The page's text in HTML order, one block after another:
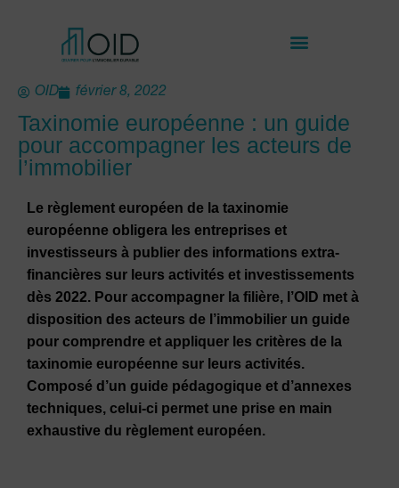
OID février 8, 2022
Taxinomie européenne : un guide
pour accompagner les acteurs de
l’immobilier
Le règlement européen de la taxinomie
européenne obligera les entreprises et
investisseurs à publier des informations extra-
financières sur leurs activités et investissements
dès 2022. Pour accompagner la filière, l’OID met à
disposition des acteurs de l’immobilier un guide
pour comprendre et appliquer les critères de la
taxinomie européenne sur leurs activités.
Composé d’un guide pédagogique et d’annexes
techniques, celui-ci permet une prise en main
exhaustive du règlement européen.